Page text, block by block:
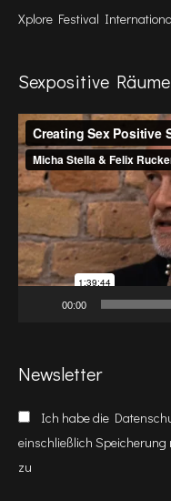
Xplore Festival
Sexpositive
Video-
Player
00:00
Newsletter
Ich habe die
einschließlich
zu